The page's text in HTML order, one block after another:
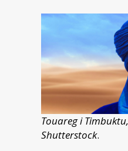
Touareg i
Shutterstock.